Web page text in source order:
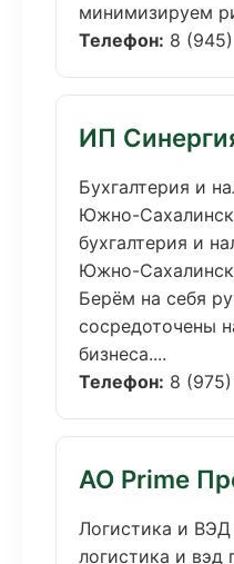
минимизируем
Телефон: 8
ИП
Бухгалтерия и
Южно-Сахалинск
бухгалтерия и
Южно-
Берём на себя
сосредоточены
бизнеса....
Телефон: 8
АО Prime
Логистика и ВЭД
логистика и вэд